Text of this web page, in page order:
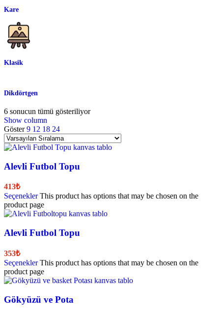
Kare
Klasik
Dikdörtgen
6 sonucun tümü gösteriliyor
Show column
Göster9 12 18 24
Alevli Futbol Topu
413₺
Seçenekler This product has options that may be chosen on the
product page
Alevli Futbol Topu
353₺
Seçenekler This product has options that may be chosen on the
product page
Gökyüzü ve Pota